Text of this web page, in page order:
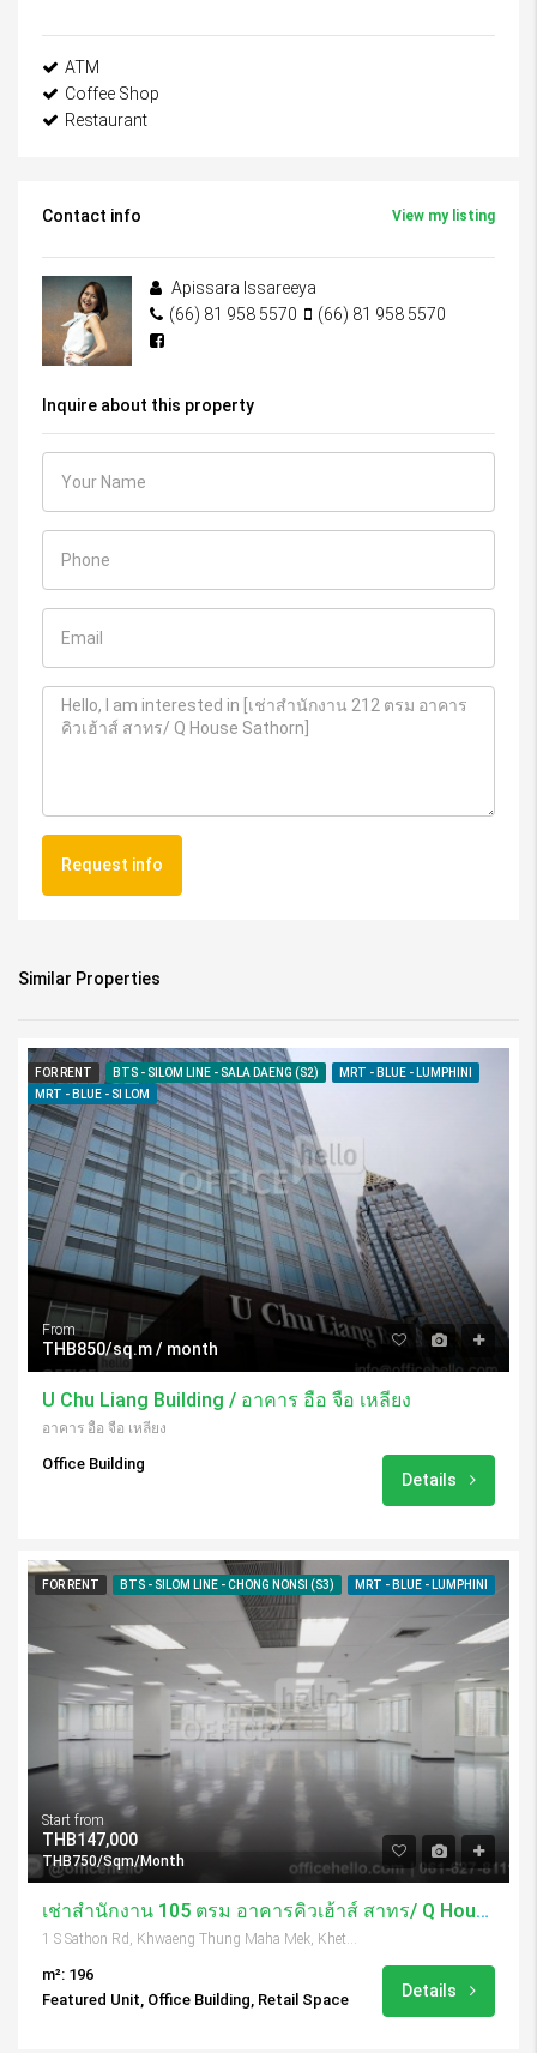
ATM
Coffee Shop
Restaurant
Contact info View my listing
Apissara Issareeya
(66) 81 958 5570
(66) 81 958 5570
Inquire about this property
Request info
Similar Properties
FOR RENT BTS - SILOM LINE - SALA DAENG (S2)
MRT - BLUE - LUMPHINI
MRT - BLUE - SI LOM
From
THB850/sq.m / month
U Chu Liang Building / อาคาร อื้อ จื่อ เหลียง
อาคาร อื้อ จื่อ เหลียง
Office Building
Details
FOR RENT BTS - SILOM LINE - CHONG NONSI (S3) MRT - BLUE - LUMPHINI
Start from
THB147,000
THB750/Sqm/Month
เช่าสำนักงาน 105 ตรม อาคารคิวเฮ้าส์ สาทร/ Q House Sathorn
1 S Sathon Rd, Khwaeng Thung Maha Mek, Khet Sathon, Krung Thep Maha Nakhon 10120, Thailand
m²: 196
Featured Unit, Office Building, Retail Space
Details